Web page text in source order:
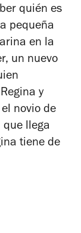
quién es
pequeña
en la
un nuevo
y
novio de
que llega
tiene de